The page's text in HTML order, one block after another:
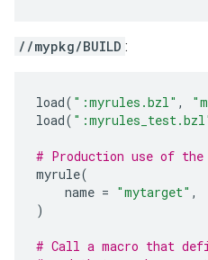
//mypkg/BUILD :
load( ":myrules.bzl" ,
load(
# Production use of
myrule(
name = "mytarget" ,
)
# Call a macro that